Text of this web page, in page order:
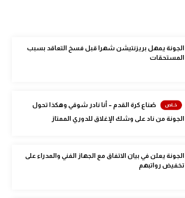
الجونة يمهل بريزنتيشن شهرا قبل فسخ التعاقد بسبب
المستحقات
صُناع كرة القدم – أنا نادر شوقي وهكذا تحول
الجونة من ناد على وشك الإغلاق للدوري الممتاز
الجونة يعلن في بيان الاتفاق مع الجهاز الفني والمدراء على
تخفيض رواتبهم